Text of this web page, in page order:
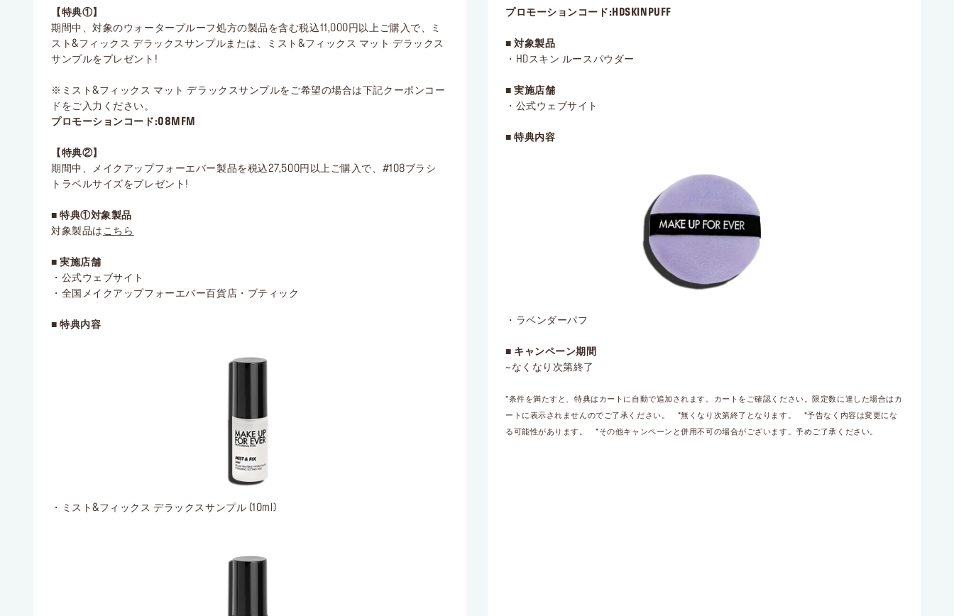
【特典①】
期間中、対象のウォータープルーフ処方の製品を含む税込11,000円以上ご購入で、ミ
スト&フィックス デラックスサンプルまたは、ミスト&フィックス マット デラックス
サンプルをプレゼント!
※ミスト&フィックス マット デラックスサンプルをご希望の場合は下記クーポンコー
ドをご入力ください。
プロモーションコード:08MFM
【特典②】
期間中、メイクアップフォーエバー製品を税込27,500円以上ご購入で、#108ブラシ
トラベルサイズをプレゼント!
■ 特典①対象製品
対象製品は こちら
■ 実施店舗
・公式ウェブサイト
・全国メイクアップフォーエバー百貨店・ブティック
■ 特典内容
・ミスト&フィックス デラックスサンプル (10ml)
プロモーションコード:HDSKINPUFF
■ 対象製品
・HDスキン ルースパウダー
■ 実施店舗
・公式ウェブサイト
■ 特典内容
・ラベンダーパフ
■ キャンペーン期間
~なくなり次第終了
*条件を満たすと、特典はカートに自動で追加されます。カートをご確認ください。限定数に達した場合はカ
ートに表示されませんのでご了承ください。 *無くなり次第終了となります。 *予告なく内容は変更にな
る可能性があります。 *その他キャンペーンと併用不可の場合がございます。予めご了承ください。